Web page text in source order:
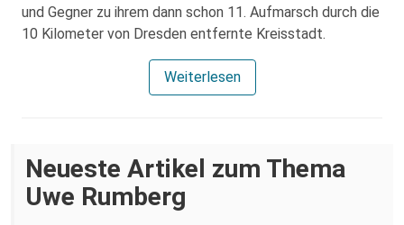
und Gegner zu ihrem dann schon 11. Aufmarsch durch die
10 Kilometer von Dresden entfernte Kreisstadt.
Weiterlesen
Neueste Artikel zum Thema
Uwe Rumberg